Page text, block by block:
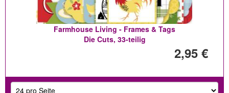
Farmhouse Living - Frames & Tags
Die Cuts, 33-teilig
2,95 €